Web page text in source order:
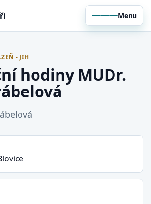
Menu
- JIH
hodiny MUDr.